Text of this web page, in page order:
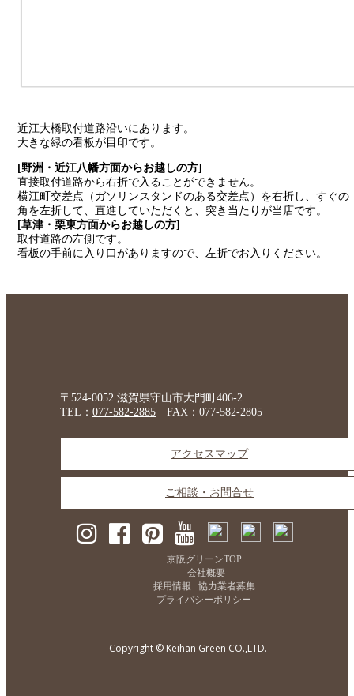
近江大橋取付道路沿いにあります。
大きな緑の看板が目印です。
[野洲・近江八幡方面からお越しの方]
直接取付道路から右折で入ることができません。
横江町交差点（ガソリンスタンドのある交差点）を右折し、すぐの
角を左折して、直進していただくと、突き当たりが当店です。
[草津・栗東方面からお越しの方]
取付道路の左側です。
看板の手前に入り口がありますので、左折でお入りください。
〒524-0052 滋賀県守山市大門町406-2
TEL： 077-582-2885 FAX：077-582-2805
アクセスマップ
ご相談・お問合せ
京阪グリーンTOP
会社概要
採用情報
協力業者募集
プライバシーポリシー
Copyright © Keihan Green CO.,LTD.